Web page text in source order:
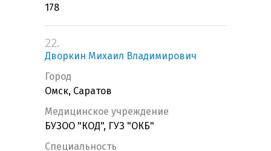
178
22.
Дворкин Михаил Владимирович
Город
Омск, Саратов
Медицинское учреждение
БУЗОО "КОД", ГУЗ "ОКБ"
Специальность